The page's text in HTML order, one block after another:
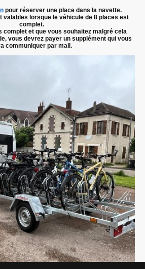
pour réserver une place dans la navette.
valables lorsque le véhicule de 8 places est
complet.
complet et que vous souhaitez malgré cela
vous devrez payer un supplément qui vous
communiquer par mail.